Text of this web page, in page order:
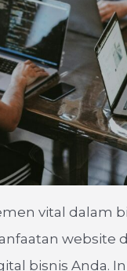
vital dalam
website
bisnis Anda.